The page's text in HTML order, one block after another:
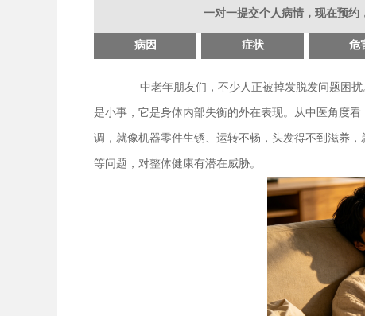
一对一提交个人病情，现在预约
病因 症状 危
中老年朋友们，不少人正被掉发脱发问题困
是小事，它是身体内部失衡的外在表现。从中医角度
调，就像机器零件生锈、运转不畅，头发得不到滋养
等问题，对整体健康有潜在威胁。